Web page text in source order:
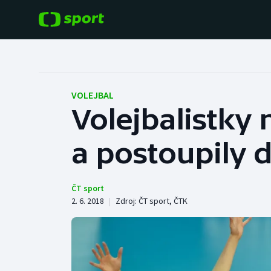
Hokej
Tenis
Cyklistika
Baseball a softbal
Basketbal
Boby a skeleton
VOLEJBAL
Volejbalistky
a postoupily
ČT sport
2. 6. 2018 | Zdroj: ČT sport, ČTK